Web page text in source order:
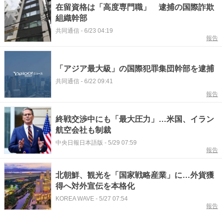
在留資格は「高度専門職」 逮捕の国際詐欺
組織幹部
共同通信 - 6/23 04:19
報告
「アジア最大級」の国際犯罪集団幹部を逮捕
共同通信 - 6/22 09:41
報告
終戦交渉中にも「最大圧力」…米国、イラン
航空会社も制裁
中央日報日本語版 - 5/29 07:59
報告
北朝鮮、観光を「国家戦略産業」に…外貨獲
得へ対外宣伝を本格化
KOREA WAVE - 5/27 07:54
報告